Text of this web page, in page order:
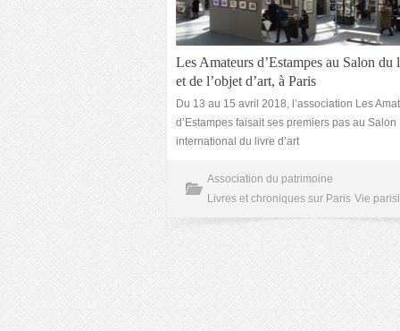
Les Amateurs d’Estampes au Salon du
et de l’objet d’art, à Paris
Du 13 au 15 avril 2018, l’association Les
d’Estampes faisait ses premiers pas au Salon
international du livre d’art
Association du patrimoine
Livres et chroniques sur Paris Vie